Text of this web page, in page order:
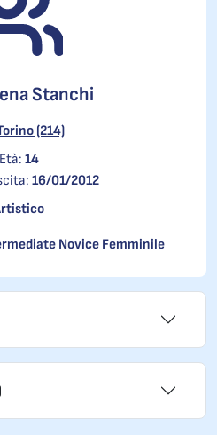
Stanchi
(214)
Età: 14
16/01/2012
Novice Femminile